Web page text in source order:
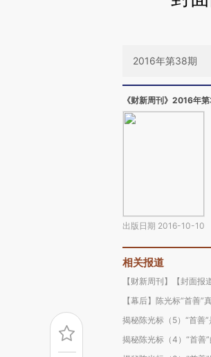
2016年第38期
《财新周刊》2016年
出版日期 2016-10-10
相关报道
【财新周刊】【封面报
【幕后】陈光标“首善”
揭秘陈光标（5）“首善
揭秘陈光标（4）“首善